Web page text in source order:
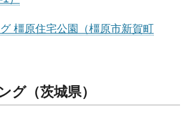
橿原住宅公園（橿原市新賀町
グ（茨城県）